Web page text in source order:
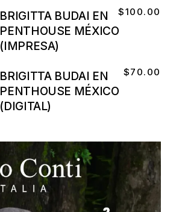
BRIGITTA BUDAI EN
PENTHOUSE MÉXICO
(IMPRESA)
$100.00
BRIGITTA BUDAI EN
PENTHOUSE MÉXICO
(DIGITAL)
$70.00